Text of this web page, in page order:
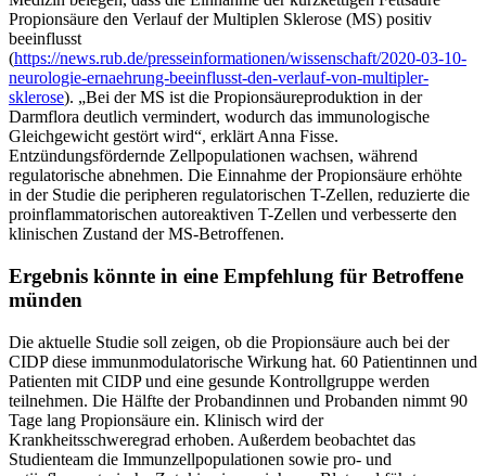
Propionsäure den Verlauf der Multiplen Sklerose (MS) positiv
beeinflusst
(https://news.rub.de/presseinformationen/wissenschaft/2020-03-10-
neurologie-ernaehrung-beeinflusst-den-verlauf-von-multipler-
sklerose). „Bei der MS ist die Propionsäureproduktion in der
Darmflora deutlich vermindert, wodurch das immunologische
Gleichgewicht gestört wird“, erklärt Anna Fisse.
Entzündungsfördernde Zellpopulationen wachsen, während
regulatorische abnehmen. Die Einnahme der Propionsäure erhöhte
in der Studie die peripheren regulatorischen T-Zellen, reduzierte die
proinflammatorischen autoreaktiven T-Zellen und verbesserte den
klinischen Zustand der MS-Betroffenen.
Ergebnis könnte in eine Empfehlung für Betroffene
münden
Die aktuelle Studie soll zeigen, ob die Propionsäure auch bei der
CIDP diese immunmodulatorische Wirkung hat. 60 Patientinnen und
Patienten mit CIDP und eine gesunde Kontrollgruppe werden
teilnehmen. Die Hälfte der Probandinnen und Probanden nimmt 90
Tage lang Propionsäure ein. Klinisch wird der
Krankheitsschweregrad erhoben. Außerdem beobachtet das
Studienteam die Immunzellpopulationen sowie pro- und